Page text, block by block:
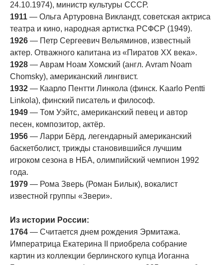
24.10.1974), министр культуры СССР.
1911 — Ольга Артуровна Викландт, советская актриса
театра и кино, народная артистка РСФСР (1949).
1926 — Петр Сергеевич Вельяминов, известный
актер. Отважного капитана из «Пиратов XX века».
1928 — Аврам Ноам Хомский (англ. Avram Noam
Chomsky), американский лингвист.
1932 — Каарло Пентти Линкола (финск. Kaarlo Pentti
Linkola), финский писатель и философ.
1949 — Том Уэйтс, американский певец и автор
песен, композитор, актёр.
1956 — Ларри Бёрд, легендарный американский
баскетболист, трижды становившийся лучшим
игроком сезона в НБА, олимпийский чемпион 1992
года.
1979 — Рома Зверь (Роман Билык), вокалист
известной группы «Звери».
Из истории России:
1764 — Считается днем рождения Эрмитажа.
Императрица Екатерина II приобрела собрание
картин из коллекции берлинского купца Иоганна